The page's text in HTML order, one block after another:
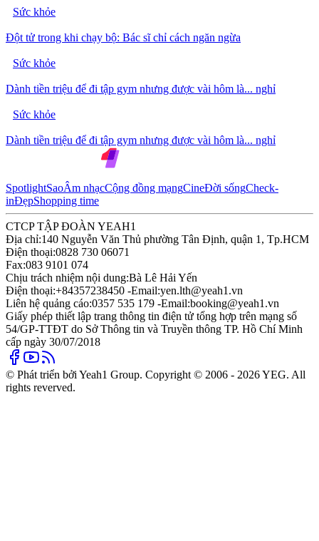
Sức khỏe
Đột tử trong khi chạy bộ: Bác sĩ chỉ cách ngăn ngừa
Sức khỏe
Dành tiền triệu để đi tập gym nhưng được vài hôm là... nghỉ
Sức khỏe
Dành tiền triệu để đi tập gym nhưng được vài hôm là... nghỉ
SpotlightSaoÂm nhạcCộng đồng mạngCineĐời sốngCheck-
inĐẹpShopping time
CTCP TẬP ĐOÀN YEAH1
Địa chỉ:140 Nguyễn Văn Thủ phường Tân Định, quận 1, Tp.HCM
Điện thoại:0828 730 06071
Fax:083 9101 074
Chịu trách nhiệm nội dung:Bà Lê Hải Yến
Điện thoại:+84357238450 -Email:yen.lth@yeah1.vn
Liên hệ quảng cáo:0357 535 179 -Email:booking@yeah1.vn
Giấy phép thiết lập trang thông tin điện tử tổng hợp trên mạng số
54/GP-TTĐT do Sở Thông tin và Truyền thông TP. Hồ Chí Minh
cấp ngày 30/07/2018
© Phát triển bởi Yeah1 Group. Copyright © 2006 - 2026 YEG. All
rights reverved.